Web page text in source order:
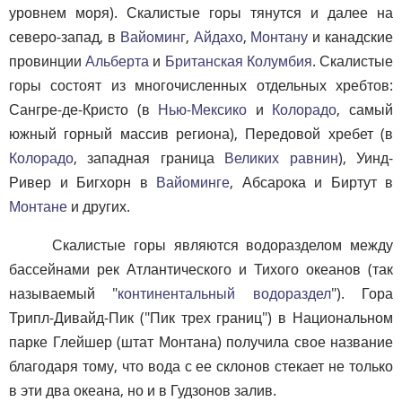
уровнем моря). Скалистые горы тянутся и далее на
северо-запад, в Вайоминг, Айдахо, Монтану и канадские
провинцииАльберта и Британская Колумбия. Скалистые
горы состоят из многочисленных отдельных хребтов:
Сангре-де-Кристо (в Нью-Мексико и Колорадо, самый
южный горный массив региона), Передовой хребет (в
Колорадо, западная граница Великих равнин), Уинд-
Ривер и Бигхорн в Вайоминге, Абсарока и Биртут в
Монтане и других.
Скалистые горы являются водоразделом между
бассейнами рек Атлантического и Тихого океанов (так
называемый "континентальный водораздел"). Гора
Трипл-Дивайд-Пик ("Пик трех границ") в Национальном
парке Глейшер (штат Монтана) получила свое название
благодаря тому, что вода с ее склонов стекает не только
в эти два океана, но и в Гудзонов залив.